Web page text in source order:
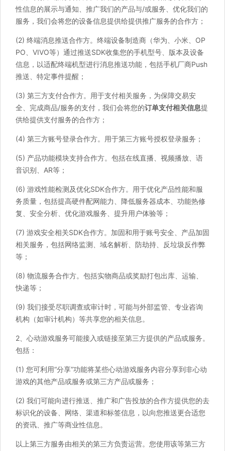
性信息的展示与通知、推广我们的产品与/或服务、优化我们的
服务，我们会将您的设备信息提供给提供推广服务的合作方；
(2) 终端消息推送合作方。终端设备制造商（华为、小米、OP
PO、VIVO等）通过推送SDK收集您的手机型号、版本及设备
信息，以适配终端机型进行消息推送功能，包括手机厂商Push
推送、特定事件提醒；
(3) 第三方支付合作方。用于支付相关服务，为保障交易安
全、完成商品/服务的支付，我们会将您的订单支付相关信息提
供给提供支付服务的合作方；
(4) 第三方账号登录合作方。用于第三方账号授权登录服务；
(5) 产品功能模块支持合作方。包括在线直播、视频播放、语
音识别、AR等；
(6) 游戏性能检测及优化SDK合作方。用于优化产品性能和服
务质量，包括提高硬件配网能力、降低服务器成本、功能热修
复、安全分析、优化游戏服务、提升用户体验等；
(7) 游戏安全相关SDK合作方。加固和用于账号安全、产品加固
相关服务，包括网络监测、域名解析、防劫持、反垃圾反作弊
等；
(8) 物流服务合作方。包括实物商品或奖励打包出库、运输、
快递等；
(9) 我们接受尽职调查或审计时，可能与外部监管、专业咨询
机构（如审计机构）等共享您的相关信息。
2、心动游戏服务可能接入或链接至第三方提供的产品或服务。
包括：
(1) 您可利用“分享”功能将某些心动游戏服务内容分享到非心动
游戏的其他产品或服务或第三方产品或服务；
(2) 我们可能向进行推送、推广和广告投放的合作方提供您的去
标识化的设备、网络、渠道和标签信息，以向您推送更合适您
的资讯、推广等商业性信息。
以上第三方服务由相关的第三方负责运营。您使用该等第三方